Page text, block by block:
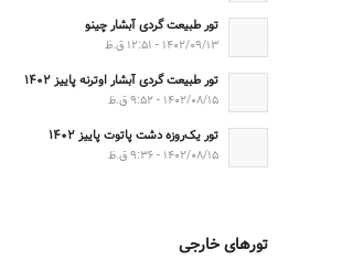
تور طبیعت گردی آبشار چینو
۱۴۰۲/۰۹/۱۳ - ۱۲:۵۱ ق.ظ
تور طبیعت گردی آبشار اوترنه پاییز ۱۴۰۲
۱۴۰۲/۰۸/۱۵ - ۹:۵۲ ق.ظ
تور یک‌روزه دشت پاتوت پاییز ۱۴۰۲
۱۴۰۲/۰۸/۱۵ - ۹:۳۶ ق.ظ
تورهای خارجی